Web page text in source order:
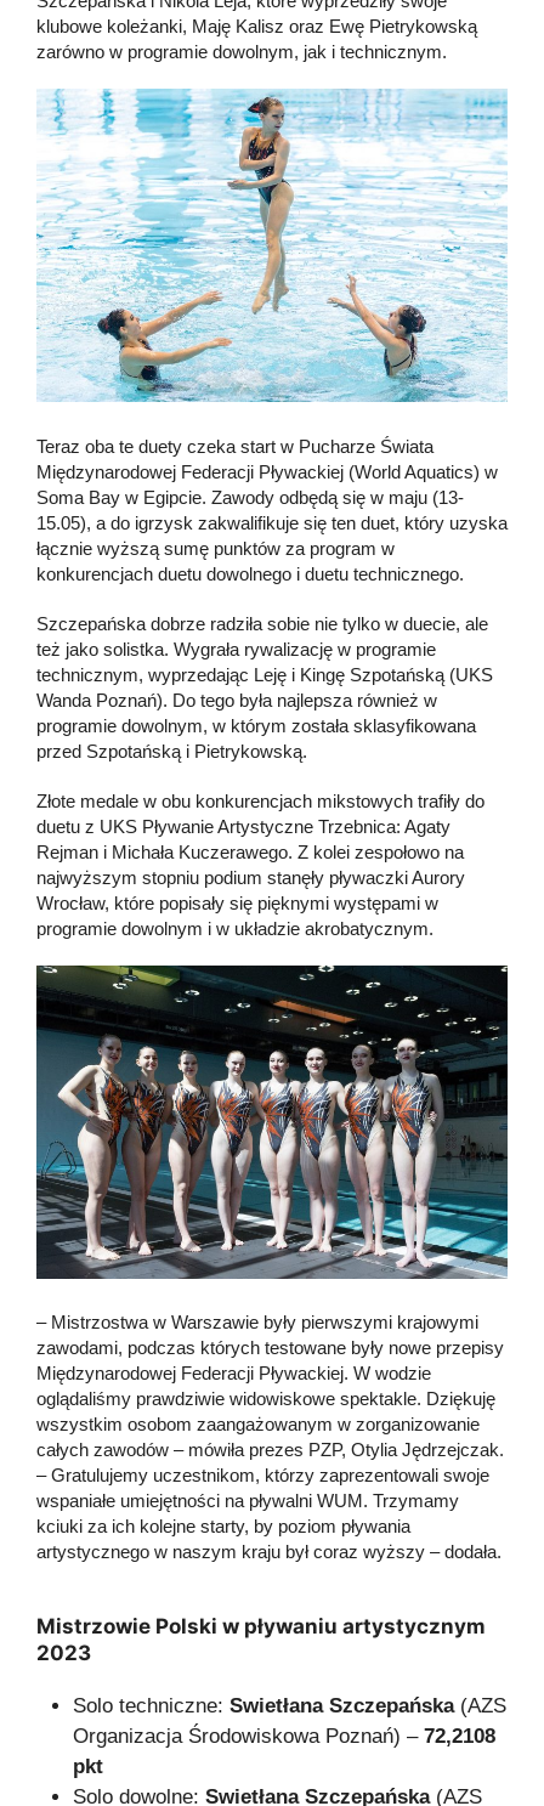
klubowe koleżanki, Maję Kalisz oraz Ewę Pietrykowską
zarówno w programie dowolnym, jak i technicznym.
Teraz oba te duety czeka start w Pucharze Świata
Międzynarodowej Federacji Pływackiej (World Aquatics) w
Soma Bay w Egipcie. Zawody odbędą się w maju (13-
15.05), a do igrzysk zakwalifikuje się ten duet, który uzyska
łącznie wyższą sumę punktów za program w
konkurencjach duetu dowolnego i duetu technicznego.
Szczepańska dobrze radziła sobie nie tylko w duecie, ale
też jako solistka. Wygrała rywalizację w programie
technicznym, wyprzedając Leję i Kingę Szpotańską (UKS
Wanda Poznań). Do tego była najlepsza również w
programie dowolnym, w którym została sklasyfikowana
przed Szpotańską i Pietrykowską.
Złote medale w obu konkurencjach mikstowych trafiły do
duetu z UKS Pływanie Artystyczne Trzebnica: Agaty
Rejman i Michała Kuczerawego. Z kolei zespołowo na
najwyższym stopniu podium stanęły pływaczki Aurory
Wrocław, które popisały się pięknymi występami w
programie dowolnym i w układzie akrobatycznym.
– Mistrzostwa w Warszawie były pierwszymi krajowymi
zawodami, podczas których testowane były nowe przepisy
Międzynarodowej Federacji Pływackiej. W wodzie
oglądaliśmy prawdziwie widowiskowe spektakle. Dziękuję
wszystkim osobom zaangażowanym w zorganizowanie
całych zawodów – mówiła prezes PZP, Otylia Jędrzejczak.
– Gratulujemy uczestnikom, którzy zaprezentowali swoje
wspaniałe umiejętności na pływalni WUM. Trzymamy
kciuki za ich kolejne starty, by poziom pływania
artystycznego w naszym kraju był coraz wyższy – dodała.
Mistrzowie Polski w pływaniu artystycznym
2023
Solo techniczne: Swietłana Szczepańska(AZS
Organizacja Środowiskowa Poznań) – 72,2108
pkt
Solo dowolne: Swietłana Szczepańska(AZS